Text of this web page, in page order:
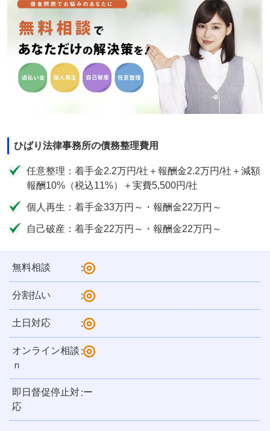
ひばり法律事務所の債務整理費用
任意整理：着手金2.2万円/社＋報酬金2.2万円/社＋減額
報酬10%（税込11%）＋実費5,500円/社
個人再生：着手金33万円～・報酬金22万円～
自己破産：着手金22万円～・報酬金22万円～
無料相談 :
分割払い :
土日対応 :
オンライン相談
ｎ
:
即日督促停止対
応
:ー